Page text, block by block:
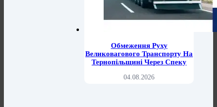
Обмеження Руху
Великовагового Транспорту На
Тернопільщині Через Спеку
04.08.2026